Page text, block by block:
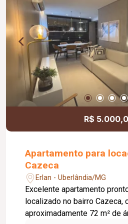
garagem e a residência,
Diferenciais * Aquecimento de água para
chuveiros e torneiras; *
independente para a piscina;
energia solar com 12
instalação de ar-
quartos; * Cooktop e forno
Imóvel com excelente padrão
R$
Apartamento para
Cazeca
Erlan - Uberlândia/MG
Excelente apartamento
localizado no bairro Cazeca,
aproximadamente 72 m² de